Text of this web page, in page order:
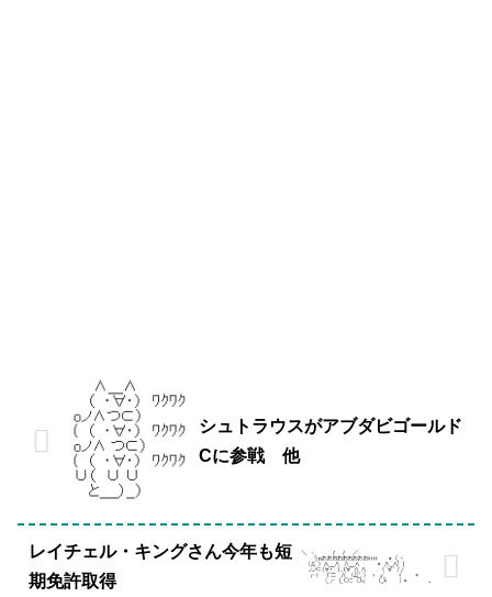
シュトラウスがアブダビゴールド
Cに参戦 他
レイチェル・キングさん今年も短
期免許取得